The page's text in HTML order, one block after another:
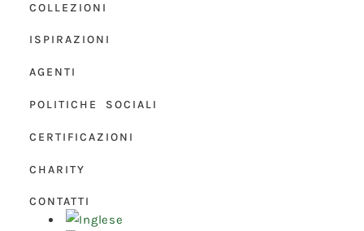
COLLEZIONI
ISPIRAZIONI
AGENTI
POLITICHE SOCIALI
CERTIFICAZIONI
CHARITY
CONTATTI